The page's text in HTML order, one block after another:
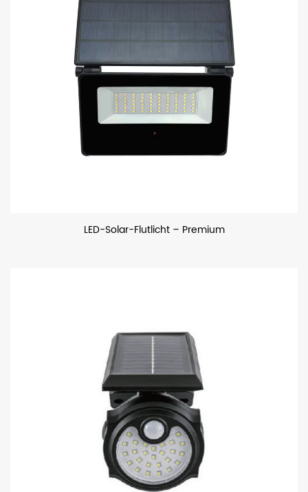
LED-Solar-Flutlicht – Premium